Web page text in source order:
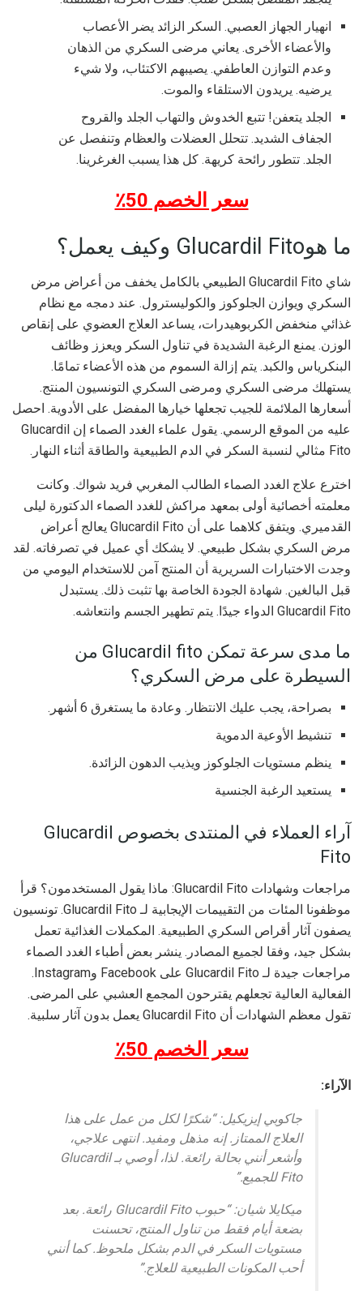
انهيار الجهاز العصبي. السكر الزائد يضر الأعصاب
والأعضاء الأخرى. يعاني مرضى السكري من الذهان
وعدم التوازن العاطفي. يصيبهم الاكتئاب، ولا شيء
يرضيه. يريدون الاستلقاء والموت.
الجلد يتعفن! تتبع الخدوش والتهاب الجلد والقروح
الجفاف الشديد. تتحلل العضلات والعظام وتنفصل عن
الجلد. تتطور رائحة كريهة. كل هذا يسبب الغرغرينا.
سعر الخصم 50٪
ما هوGlucardil Fito وكيف يعمل؟
شاي Glucardil Fito الطبيعي بالكامل يخفف من أعراض مرض
السكري ويوازن الجلوكوز والكوليسترول. عند دمجه مع نظام
غذائي منخفض الكربوهيدرات، يساعد العلاج العضوي على إنقاص
الوزن. يمنع الرغبة الشديدة في تناول السكر ويعزز وظائف
البنكرياس والكبد. يتم إزالة السموم من هذه الأعضاء تمامًا.
يستهلك مرضى السكري ومرضى السكري التونسيون المنتج.
أسعارها الملائمة للجيب تجعلها خيارها المفضل على الأدوية. احصل
عليه من الموقع الرسمي. يقول علماء الغدد الصماء إن Glucardil
Fito مثالي لنسبة السكر في الدم الطبيعية والطاقة أثناء النهار.
اخترع علاج الغدد الصماء الطالب المغربي فريد شواك. وكانت
معلمته أخصائية أولى بمعهد مراكش للغدد الصماء الدكتورة ليلى
القدميري. ويتفق كلاهما على أن Glucardil Fito يعالج أعراض
مرض السكري بشكل طبيعي. لا يشكك أي عميل في تصرفاته. لقد
وجدت الاختبارات السريرية أن المنتج آمن للاستخدام اليومي من
قبل البالغين. شهادة الجودة الخاصة بها تثبت ذلك. يستبدل
Glucardil Fito الدواء جيدًا. يتم تطهير الجسم وانتعاشه.
ما مدى سرعة تمكن Glucardil fito من
السيطرة على مرض السكري؟
بصراحة، يجب عليك الانتظار. وعادة ما يستغرق 6 أشهر.
تنشيط الأوعية الدموية
ينظم مستويات الجلوكوز ويذيب الدهون الزائدة.
يستعيد الرغبة الجنسية
آراء العملاء في المنتدى بخصوص Glucardil
Fito
مراجعات وشهادات Glucardil Fito: ماذا يقول المستخدمون؟ قرأ
موظفونا المئات من التقييمات الإيجابية لـ Glucardil Fito. تونسيون
يصفون آثار أقراص السكري الطبيعية. المكملات الغذائية تعمل
بشكل جيد، وفقا لجميع المصادر. ينشر بعض أطباء الغدد الصماء
مراجعات جيدة لـ Glucardil Fito على Facebook وInstagram.
الفعالية العالية تجعلهم يقترحون المجمع العشبي على المرضى.
تقول معظم الشهادات أن Glucardil Fito يعمل بدون آثار سلبية.
سعر الخصم 50٪
الآراء:
جاكوبي إيزيكيل: “شكرًا لكل من عمل على هذا
العلاج الممتاز. إنه مذهل ومفيد. انتهى علاجي،
وأشعر أنني بحالة رائعة. لذا، أوصي بـ Glucardil
Fito للجميع.”
ميكايلا شيان: “حبوب Glucardil Fito رائعة. بعد
بضعة أيام فقط من تناول المنتج، تحسنت
مستويات السكر في الدم بشكل ملحوظ. كما أنني
أحب المكونات الطبيعية للعلاج.”